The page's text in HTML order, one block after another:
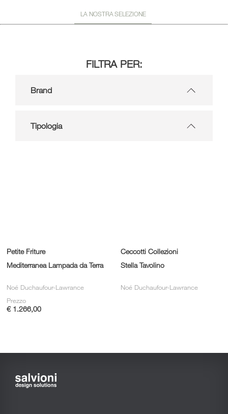
LA NOSTRA SELEZIONE
FILTRA PER:
Brand
Tipologia
Petite Friture
Mediterranea Lampada da Terra
Noé Duchaufour-Lawrance
Prezzo
€ 1.266,00
Ceccotti Collezioni
Stella Tavolino
Noé Duchaufour-Lawrance